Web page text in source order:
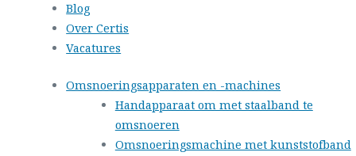
Blog
Over Certis
Vacatures
Omsnoeringsapparaten en -machines
Handapparaat om met staalband te
omsnoeren
Omsnoeringsmachine met kunststofband